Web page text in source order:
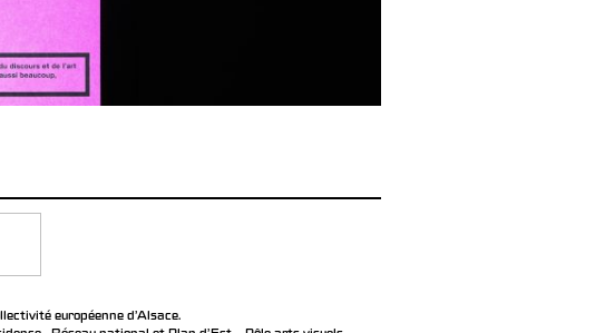
européenne d’Alsace.